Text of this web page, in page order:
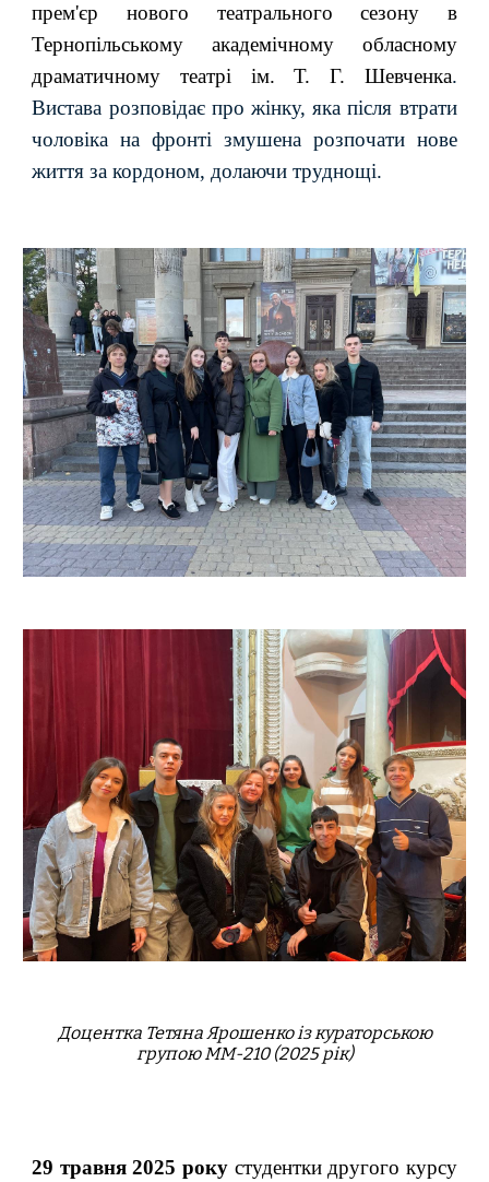
прем'єр нового театрального сезону в
Тернопільському академічному обласному
драматичному театрі ім. Т. Г. Шевченка.
Вистава розповідає про жінку, яка після втрати
чоловіка на фронті змушена розпочати нове
життя за кордоном, долаючи труднощі.
ДоценткаТетяна Ярошенко із кураторською
групою ММ-210 (2025 рік)
29 травня 2025 року студентки другого курсу